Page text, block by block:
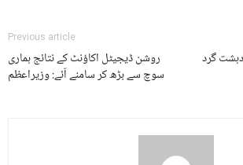
Previous article
روشن ڈیجیٹل اکاؤنٹ کے نتائج ہماری
سوچ سے بڑھ کر سامنے آئے: وزیراعظم
گرد